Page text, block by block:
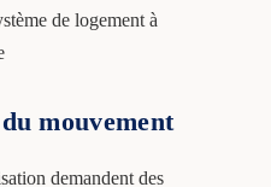
de logement à
mouvement
demandent des